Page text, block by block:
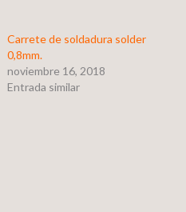
Carrete de soldadura solder
0,8mm.
noviembre 16, 2018
Entrada similar